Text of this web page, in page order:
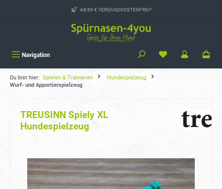
AB 89 € VERSANDKOSTENFREI*
Navigation
Du bist hier: Spielen & Trainieren
Hundespielzeug
Wurf- und Apportierspielzeug
TREUSINN Spiely XL
Hundespielzeug
Bildergalerie überspringen